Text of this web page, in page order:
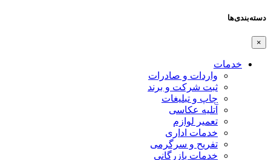
دسته‌بندی‌ها
×
خدمات
واردات و صادرات
ثبت شرکت و برند
چاپ و تبلیغات
آتلیه عکاسی
تعمیر لوازم
خدمات اداری
تفریح و سرگرمی
خدمات بازرگانی